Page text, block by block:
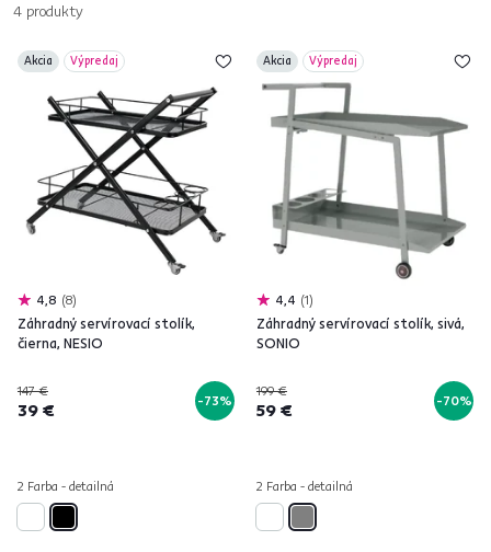
4 produkty
Akcia Výpredaj
4,8 8
Záhradný servírovací stolík,
čierna, NESIO
147 €
39 € -73%
2 Farba - detailná
Akcia Výpredaj
4,4 1
Záhradný servírovací stolík, sivá,
SONIO
199 €
59 € -70%
2 Farba - detailná